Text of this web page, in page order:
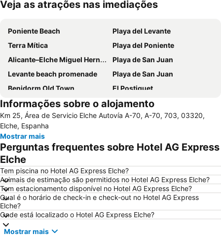
Ampliar mapa
Veja as atrações nas imediações
Poniente Beach
Playa del Levante
Terra Mítica
Playa del Poniente
Alicante–Elche Miguel Hernández Airport
Playa de San Juan
Levante beach promenade
Playa de San Juan
Benidorm Old Town
El Postiguet
Estación de autobuses
Centro
Isla de Benidorm
Marina de Alicante
Festilandia
Playa de la Ermita
Avenida Jaime I
Centro
Comunidad Valenciana day
Gran Playa
Varadero
Isla de Tabarca
Estación de Autobuses de Alicante
Torrellano
La Zenia
Campoamor
Casino Mediterráneo
Informações sobre o alojamento
Km 25, Área de Servicio Elche Autovía A-70, A-70, 703, 03320,
Elche, Espanha
Mostrar mais
Perguntas frequentes sobre Hotel AG Express
Elche
Tem piscina no Hotel AG Express Elche?
Animais de estimação são permitidos no Hotel AG Express Elche?
Tem estacionamento disponível no Hotel AG Express Elche?
Qual é o horário de check-in e check-out no Hotel AG Express
Elche?
Onde está localizado o Hotel AG Express Elche?
Mostrar mais